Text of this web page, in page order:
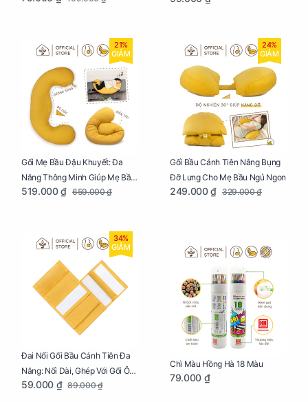
21%
GIẢM
Gối Mẹ Bầu Đậu Khuyết: Đa
Năng Thông Minh Giúp Mẹ Bầu
Ngủ Ngon, Cho Bé Bú Sau Sinh
519.000 ₫ 659.000 ₫
24%
GIẢM
Gối Bầu Cánh Tiên Nâng Bụng
Đỡ Lưng Cho Mẹ Bầu Ngủ Ngon
249.000 ₫ 329.000 ₫
34%
GIẢM
Đai Nối Gối Bầu Cánh Tiên Đa
Năng: Nối Dài, Ghép Với Gối Ôm
Dễ Dàng
59.000 ₫ 89.000 ₫
Chì Màu Hồng Hà 18 Màu
79.000 ₫